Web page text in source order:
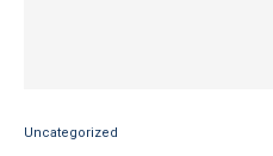
Uncategorized